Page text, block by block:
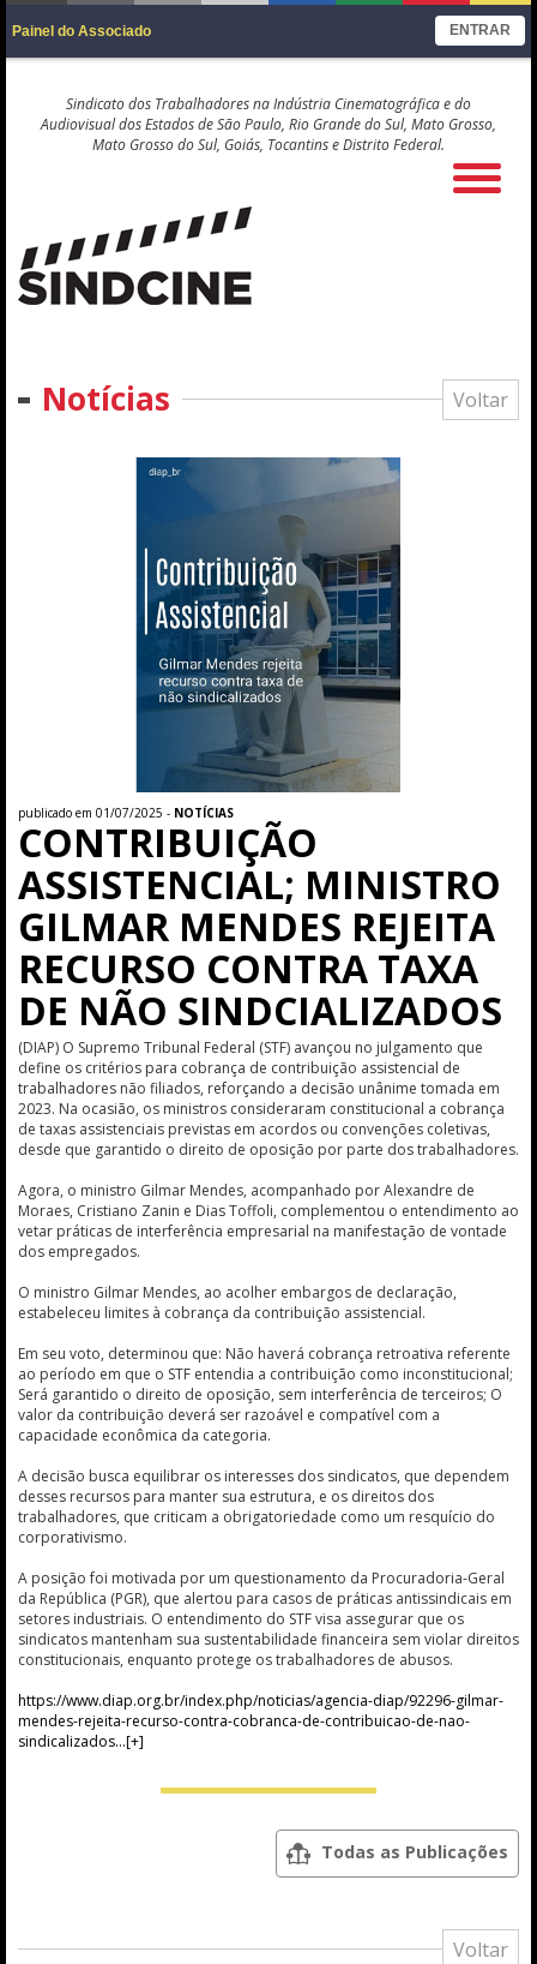
Painel do Associado ENTRAR
Sindicato dos Trabalhadores na Indústria Cinematográfica e do
Audiovisual dos Estados de São Paulo, Rio Grande do Sul, Mato Grosso,
Mato Grosso do Sul, Goiás, Tocantins e Distrito Federal.
Voltar
Notícias
publicado em 01/07/2025 - NOTÍCIAS
CONTRIBUIÇÃO
ASSISTENCIAL; MINISTRO
GILMAR MENDES REJEITA
RECURSO CONTRA TAXA
DE NÃO SINDCIALIZADOS
(DIAP) O Supremo Tribunal Federal (STF) avançou no julgamento que
define os critérios para cobrança de contribuição assistencial de
trabalhadores não filiados, reforçando a decisão unânime tomada em
2023. Na ocasião, os ministros consideraram constitucional a cobrança
de taxas assistenciais previstas em acordos ou convenções coletivas,
desde que garantido o direito de oposição por parte dos trabalhadores.
Agora, o ministro Gilmar Mendes, acompanhado por Alexandre de
Moraes, Cristiano Zanin e Dias Toffoli, complementou o entendimento ao
vetar práticas de interferência empresarial na manifestação de vontade
dos empregados.
O ministro Gilmar Mendes, ao acolher embargos de declaração,
estabeleceu limites à cobrança da contribuição assistencial.
Em seu voto, determinou que: Não haverá cobrança retroativa referente
ao período em que o STF entendia a contribuição como inconstitucional;
Será garantido o direito de oposição, sem interferência de terceiros; O
valor da contribuição deverá ser razoável e compatível com a
capacidade econômica da categoria.
A decisão busca equilibrar os interesses dos sindicatos, que dependem
desses recursos para manter sua estrutura, e os direitos dos
trabalhadores, que criticam a obrigatoriedade como um resquício do
corporativismo.
A posição foi motivada por um questionamento da Procuradoria-Geral
da República (PGR), que alertou para casos de práticas antissindicais em
setores industriais. O entendimento do STF visa assegurar que os
sindicatos mantenham sua sustentabilidade financeira sem violar direitos
constitucionais, enquanto protege os trabalhadores de abusos.
https://www.diap.org.br/index.php/noticias/agencia-diap/92296-gilmar-
mendes-rejeita-recurso-contra-cobranca-de-contribuicao-de-nao-
sindicalizados
Todas as Publicações
Voltar